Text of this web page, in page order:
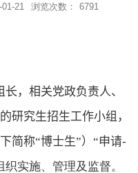
21 浏览次数： 6791
，相关党政负责人、
研究生招生工作小组 ，
简称“博士生”）“申请-
实施、管理及监督。